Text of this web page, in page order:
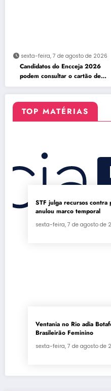
sexta-feira, 7 de agosto de 2026
Candidatos do Encceja 2026
podem consultar o cartão de
inscrição
TOP MATÉRIAS
STF julga recursos contra
anulou marco temporal
sexta-feira, 7 de agosto de
Ventania no Rio adia
Brasileirão Feminino
sexta-feira, 7 de agosto de